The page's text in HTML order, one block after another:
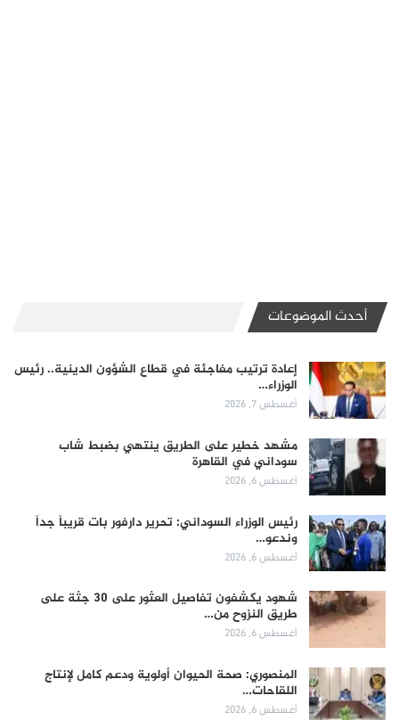
أحدث الموضوعات
إعادة ترتيب مفاجئة في قطاع الشؤون الدينية.. رئيس
الوزراء…
أغسطس 7, 2026
مشهد خطير على الطريق ينتهي بضبط شاب
سوداني في القاهرة
أغسطس 6, 2026
رئيس الوزراء السوداني: تحرير دارفور بات قريباً جداً
وندعو…
أغسطس 6, 2026
شهود يكشفون تفاصيل العثور على 30 جثة على
طريق النزوح من…
أغسطس 6, 2026
المنصوري: صحة الحيوان أولوية ودعم كامل لإنتاج
اللقاحات…
أغسطس 6, 2026